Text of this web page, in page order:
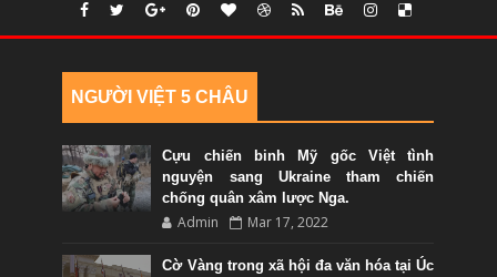
NGƯỜI VIỆT 5 CHÂU
Cựu chiến binh Mỹ gốc Việt tình
nguyện sang Ukraine tham chiến
chống quân xâm lược Nga.
Admin Mar 17, 2022
Cờ Vàng trong xã hội đa văn hóa tại Úc